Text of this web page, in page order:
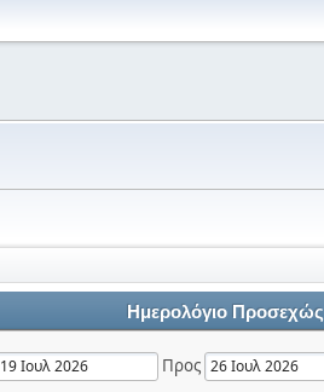
Ημερολόγιο Προσεχώς
Προς